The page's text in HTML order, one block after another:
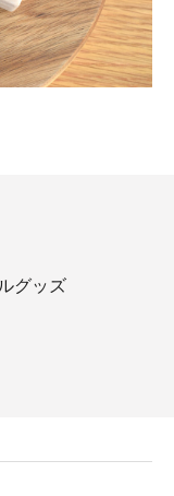
グッズ